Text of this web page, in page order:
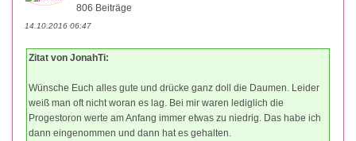
806 Beiträge
14.10.2016 06:47
Zitat von JonahTi:
Wünsche Euch alles gute und drücke ganz doll die Daumen. Leider
weiß man oft nicht woran es lag. Bei mir waren lediglich die
Progestoron werte am Anfang immer etwas zu niedrig. Das habe ich
dann eingenommen und dann hat es gehalten.